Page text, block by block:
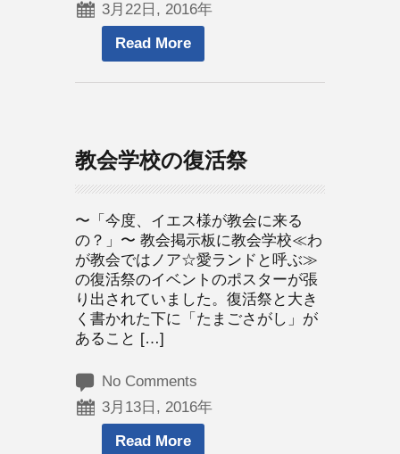
3月22日, 2016年
Read More
教会学校の復活祭
〜「今度、イエス様が教会に来る
の？」〜 教会掲示板に教会学校≪わ
が教会ではノア☆愛ランドと呼ぶ≫
の復活祭のイベントのポスターが張
り出されていました。復活祭と大き
く書かれた下に「たまごさがし」が
あること […]
No Comments
3月13日, 2016年
Read More